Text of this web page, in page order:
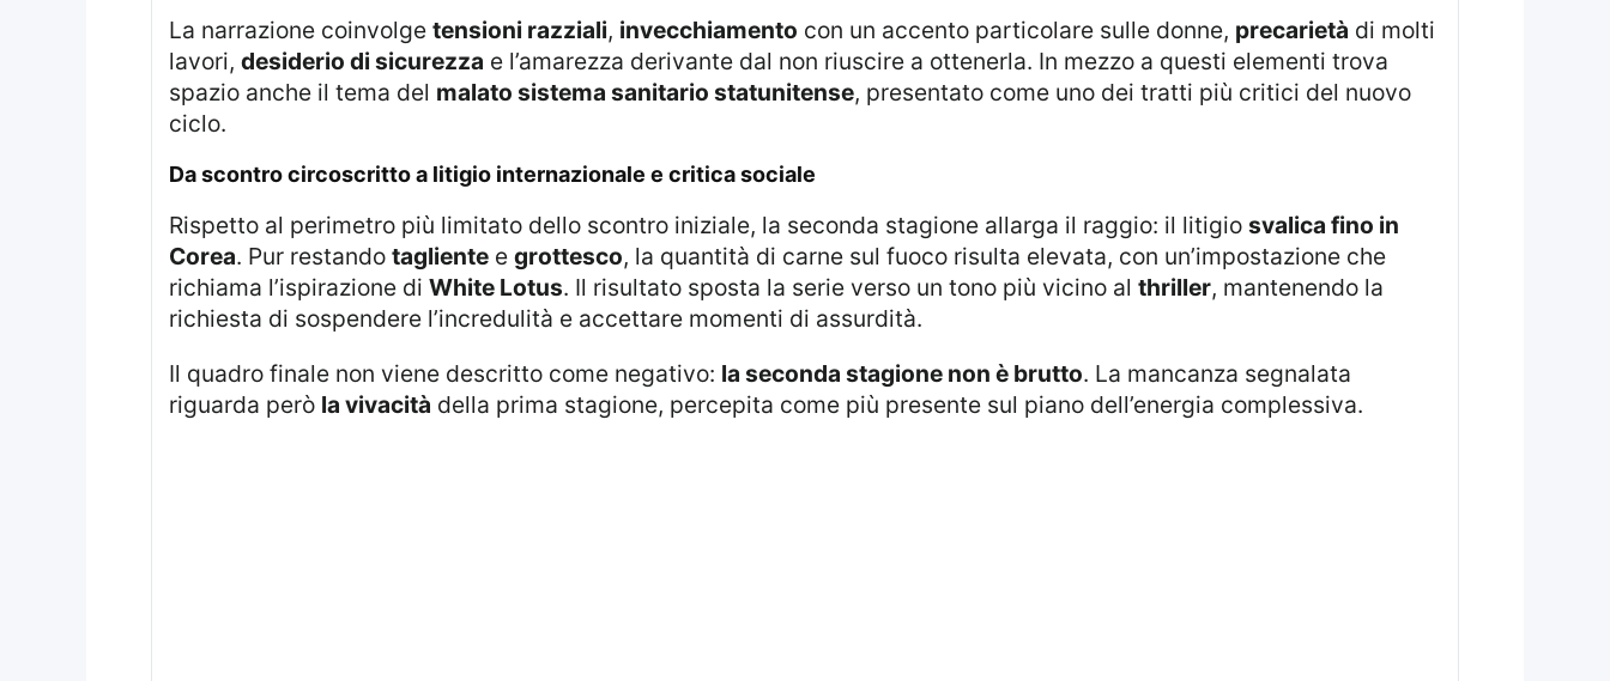
La narrazione coinvolge tensioni razziali, invecchiamento con un accento particolare sulle donne, precarietà di molti
lavori, desiderio di sicurezza e l’amarezza derivante dal non riuscire a ottenerla. In mezzo a questi elementi trova
spazio anche il tema del malato sistema sanitario statunitense, presentato come uno dei tratti più critici del nuovo
ciclo.
da scontro circoscritto a litigio internazionale e critica sociale
Rispetto al perimetro più limitato dello scontro iniziale, la seconda stagione allarga il raggio: il litigio svalica fino in
Corea. Pur restando taglientee grottesco, la quantità di carne sul fuoco risulta elevata, con un’impostazione che
richiama l’ispirazione di White Lotus. Il risultato sposta la serie verso un tono più vicino al thriller, mantenendo la
richiesta di sospendere l’incredulità e accettare momenti di assurdità.
Il quadro finale non viene descritto come negativo: la seconda stagione non è brutto. La mancanza segnalata
riguarda però la vivacità della prima stagione, percepita come più presente sul piano dell’energia complessiva.